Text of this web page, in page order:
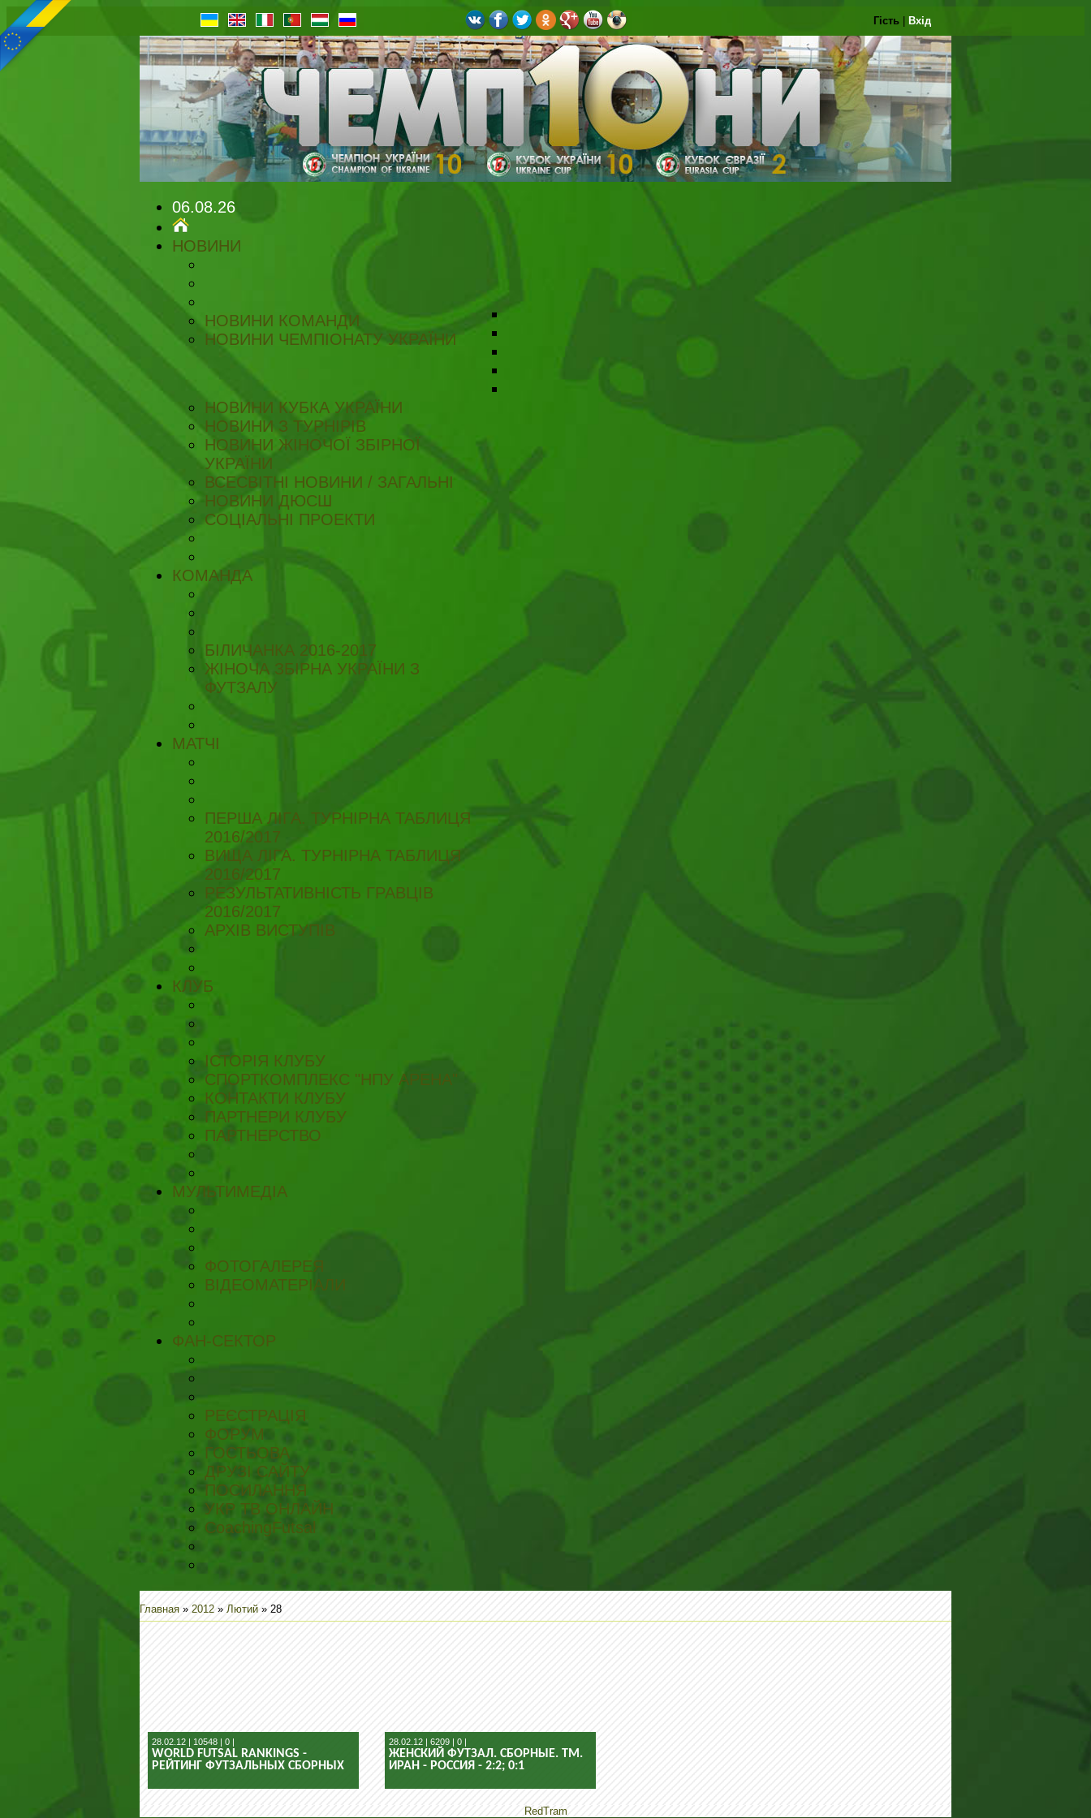
Гість Вхід
06.08.26
НОВИНИ
НОВИНИ КОМАНДИ
НОВИНИ ЧЕМПІОНАТУ УКРАЇНИ
НОВИНИ КУБКА УКРАЇНИ
НОВИНИ З ТУРНІРІВ
НОВИНИ ЖІНОЧОЇ ЗБІРНОЇ
УКРАЇНИ
ВСЕСВІТНІ НОВИНИ / ЗАГАЛЬНІ
НОВИНИ ДЮСШ
СОЦІАЛЬНІ ПРОЕКТИ
КОМАНДА
БІЛИЧАНКА 2016-2017
ЖІНОЧА ЗБІРНА УКРАЇНИ З
ФУТЗАЛУ
МАТЧІ
ПЕРША ЛІГА. ТУРНІРНА ТАБЛИЦЯ
2016/2017
ВИЩА ЛІГА. ТУРНІРНА ТАБЛИЦЯ
2016/2017
РЕЗУЛЬТАТИВНІСТЬ ГРАВЦІВ
2016/2017
АРХІВ ВИСТУПІВ
КЛУБ
ІСТОРІЯ КЛУБУ
СПОРТКОМПЛЕКС "НПУ АРЕНА"
КОНТАКТИ КЛУБУ
ПАРТНЕРИ КЛУБУ
ПАРТНЕРСТВО
МУЛЬТИМЕДІА
ФОТОГАЛЕРЕЯ
ВІДЕОМАТЕРІАЛИ
ФАН-СЕКТОР
РЕЄСТРАЦІЯ
ФОРУМ
ГОСТЬОВА
ДРУЗІ САЙТУ
ПОСИЛАННЯ
УКР ТВ ОНЛАЙН
CoachingFutsal
Главная » 2012 » Лютий » 28
28.02.12 | 10548 | 0 |
WORLD FUTSAL RANKINGS -
РЕЙТИНГ ФУТЗАЛЬНЫХ СБОРНЫХ
28.02.12 | 6209 | 0 |
ЖЕНСКИЙ ФУТЗАЛ. СБОРНЫЕ. ТМ.
ИРАН - РОССИЯ - 2:2; 0:1
RedTram